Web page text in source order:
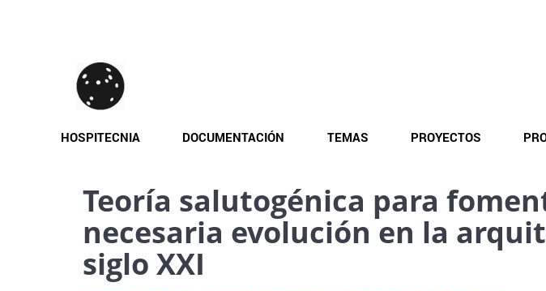
HOSPITECNIA DOCUMENTACIÓN TEMAS PROYECTOS
Teoría salutogénica para
necesaria evolución en la
siglo XXI